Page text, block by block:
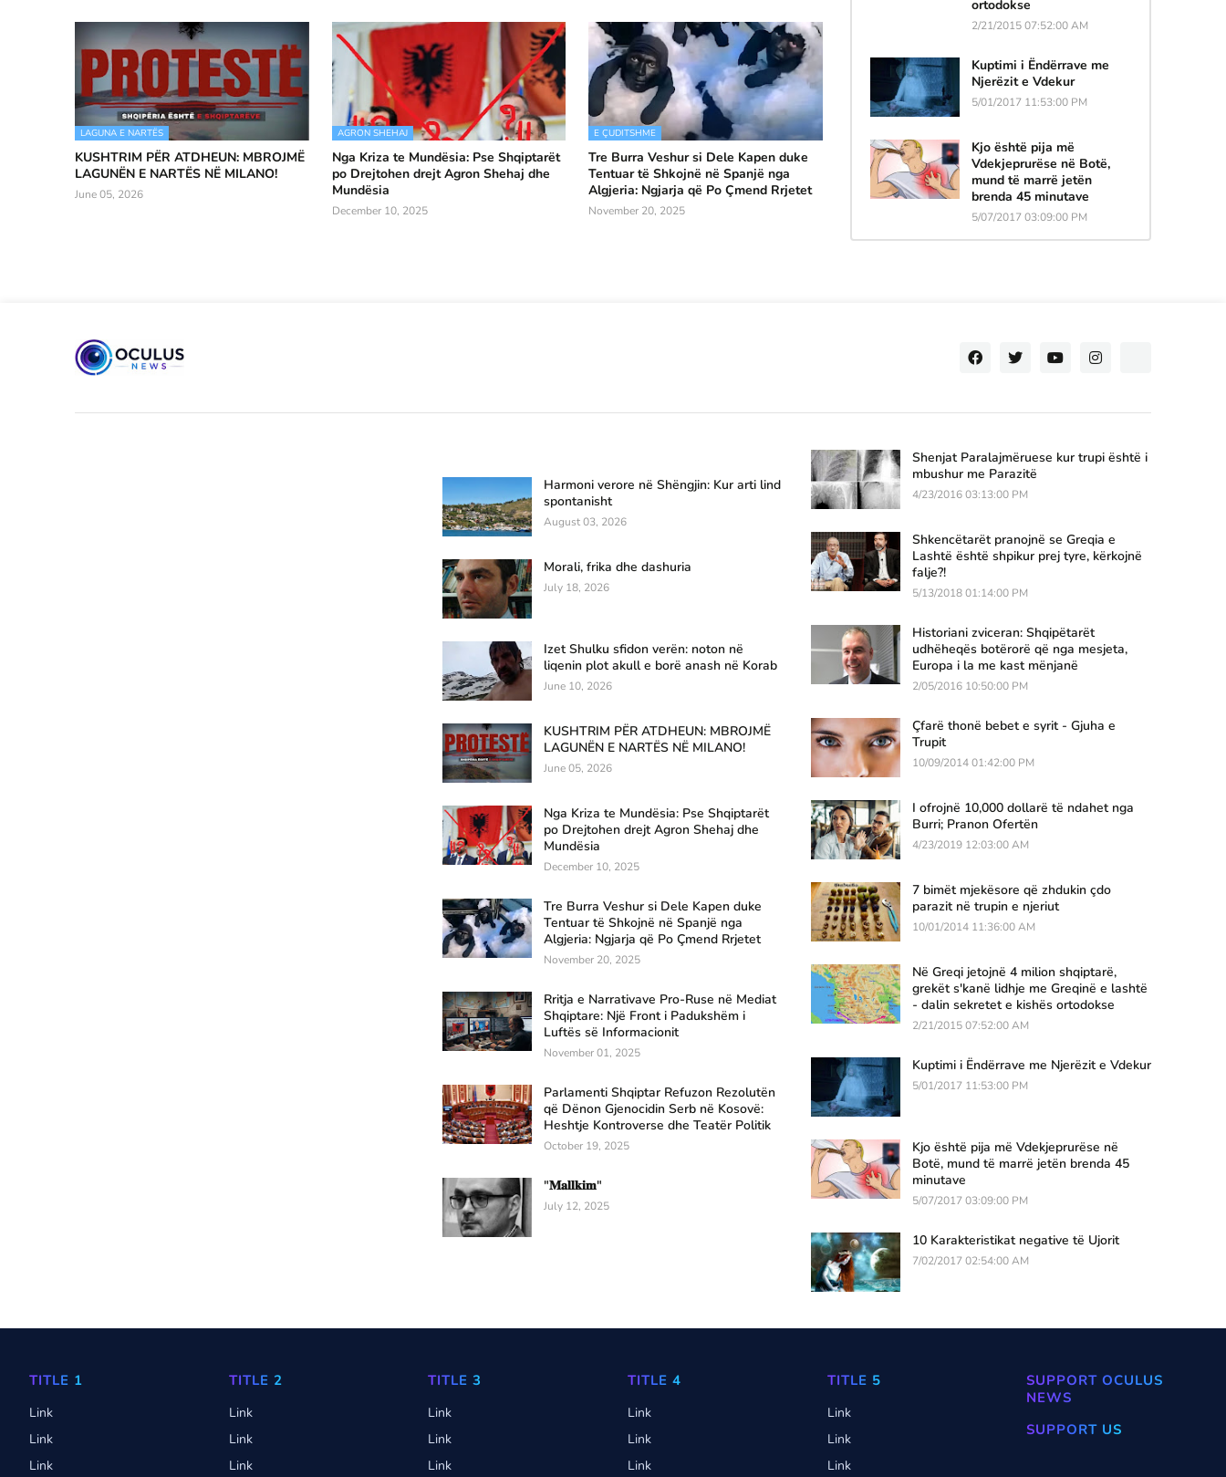
LAGUNA E NARTËS
KUSHTRIM PËR ATDHEUN: MBROJMË
LAGUNËN E NARTËS NË MILANO!
June 05, 2026
AGRON SHEHAJ
Nga Kriza te Mundësia: Pse Shqiptarët
po Drejtohen drejt Agron Shehaj dhe
Mundësia
December 10, 2025
E ÇUDITSHME
Tre Burra Veshur si Dele Kapen duke
Tentuar të Shkojnë në Spanjë nga
Algjeria: Ngjarja që Po Çmend Rrjetet
November 20, 2025
ortodokse
2/21/2015 07:52:00 AM
Kuptimi i Ëndërrave me
Njerëzit e Vdekur
5/01/2017 11:53:00 PM
Kjo është pija më
Vdekjeprurëse në Botë,
mund të marrë jetën
brenda 45 minutave
5/07/2017 03:09:00 PM
Harmoni verore në Shëngjin: Kur arti lind
spontanisht
August 03, 2026
Morali, frika dhe dashuria
July 18, 2026
Izet Shulku sfidon verën: noton në
liqenin plot akull e borë anash në Korab
June 10, 2026
KUSHTRIM PËR ATDHEUN: MBROJMË
LAGUNËN E NARTËS NË MILANO!
June 05, 2026
Nga Kriza te Mundësia: Pse Shqiptarët
po Drejtohen drejt Agron Shehaj dhe
Mundësia
December 10, 2025
Tre Burra Veshur si Dele Kapen duke
Tentuar të Shkojnë në Spanjë nga
Algjeria: Ngjarja që Po Çmend Rrjetet
November 20, 2025
Rritja e Narrativave Pro-Ruse në Mediat
Shqiptare: Një Front i Padukshëm i
Luftës së Informacionit
November 01, 2025
Parlamenti Shqiptar Refuzon Rezolutën
që Dënon Gjenocidin Serb në Kosovë:
Heshtje Kontroverse dhe Teatër Politik
October 19, 2025
"𝐌𝐚𝐥𝐥𝐤𝐢𝐦"
July 12, 2025
Shenjat Paralajmëruese kur trupi është i
mbushur me Parazitë
4/23/2016 03:13:00 PM
Shkencëtarët pranojnë se Greqia e
Lashtë është shpikur prej tyre, kërkojnë
falje?!
5/13/2018 01:14:00 PM
Historiani zviceran: Shqipëtarët
udhëheqës botërorë që nga mesjeta,
Europa i la me kast mënjanë
2/05/2016 10:50:00 PM
Çfarë thonë bebet e syrit - Gjuha e
Trupit
10/09/2014 01:42:00 PM
I ofrojnë 10,000 dollarë të ndahet nga
Burri; Pranon Ofertën
4/23/2019 12:03:00 AM
7 bimët mjekësore që zhdukin çdo
parazit në trupin e njeriut
10/01/2014 11:36:00 AM
Në Greqi jetojnë 4 milion shqiptarë,
grekët s'kanë lidhje me Greqinë e lashtë
- dalin sekretet e kishës ortodokse
2/21/2015 07:52:00 AM
Kuptimi i Ëndërrave me Njerëzit e Vdekur
5/01/2017 11:53:00 PM
Kjo është pija më Vdekjeprurëse në
Botë, mund të marrë jetën brenda 45
minutave
5/07/2017 03:09:00 PM
10 Karakteristikat negative të Ujorit
7/02/2017 02:54:00 AM
TITLE 1
Link
Link
Link
TITLE 2
Link
Link
Link
TITLE 3
Link
Link
Link
TITLE 4
Link
Link
Link
TITLE 5
Link
Link
Link
SUPPORT OCULUS
NEWS
SUPPORT US